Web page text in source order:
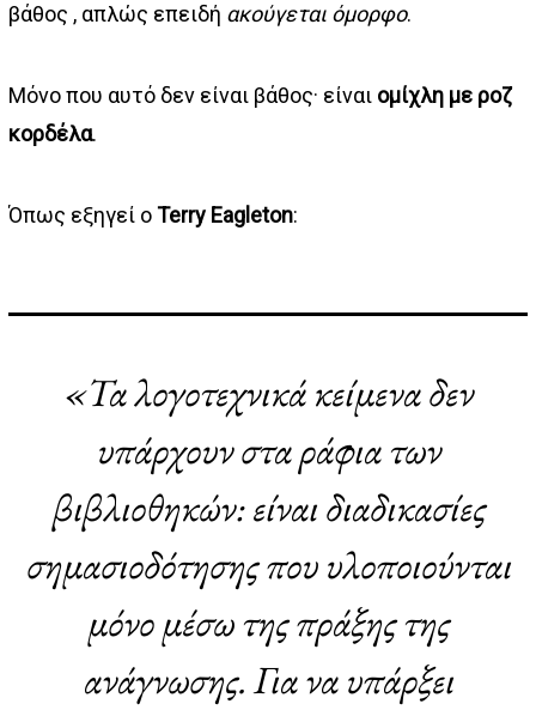
βάθος , απλώς επειδή ακούγεται όμορφο.
Μόνο που αυτό δεν είναι βάθος· είναι ομίχλη με ροζ
κορδέλα.
Όπως εξηγεί οTerry Eagleton:
«Τα λογοτεχνικά κείμενα δεν
υπάρχουν στα ράφια των
βιβλιοθηκών: είναι διαδικασίες
σημασιοδότησης που υλοποιούνται
μόνο μέσω της πράξης της
ανάγνωσης. Για να υπάρξει